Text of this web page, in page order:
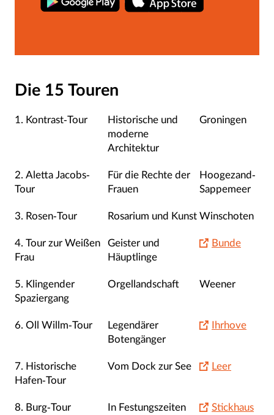
Die 15 Touren
1. Kontrast-Tour
Historische und
moderne
Architektur
Groningen
2. Aletta Jacobs-
Tour
Für die Rechte der
Frauen
Hoogezand-
Sappemeer
3. Rosen-Tour Rosarium und Kunst Winschoten
4. Tour zur Weißen
Frau
Geister und
Häuptlinge
Bunde
5. Klingender
Spaziergang
Orgellandschaft Weener
6. Oll Willm-Tour
Legendärer
Botengänger
Ihrhove
7. Historische
Hafen-Tour
Vom Dock zur See Leer
8. Burg-Tour In Festungszeiten
Stickhaus